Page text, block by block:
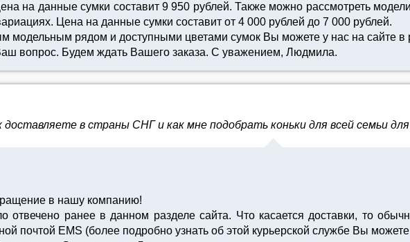
на данные сумки составит 9 950 рублей. Также можно рассмотреть
Цена на данные сумки составит от 4 000 рублей до 7 000 рублей.
модельным рядом и доступными цветами сумок Вы можете у нас на сайте в
вопрос. Будем ждать Вашего заказа. С уважением, Людмила.
в страны СНГ и как мне подобрать коньки для всей семьи
в нашу компанию!
ранее в данном разделе сайта. Что касается доставки, то
почтой EMS (более подробно узнать об этой курьерской службе Вы